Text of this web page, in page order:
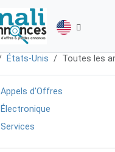
États-Unis Toutes les
Appels d'Offres
Électronique
Services